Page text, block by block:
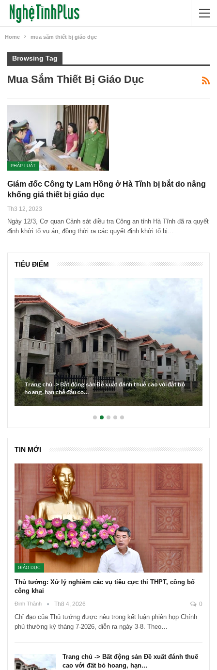
Home mua sắm thiết bị giáo dục
Browsing Tag
Mua Sắm Thiết Bị Giáo Dục
PHÁP LUẬT
Giám đốc Công ty Lam Hồng ở Hà Tĩnh bị bắt do nâng
khống giá thiết bị giáo dục
Th3 12, 2023
Ngày 12/3, Cơ quan Cảnh sát điều tra Công an tỉnh Hà Tĩnh đã ra quyết
định khởi tố vụ án, đồng thời ra các quyết định khởi tố bị…
TIÊU ĐIỂM
Trang chủ -> Bất động sản Đề xuất đánh thuế cao với đất bỏ
hoang, hạn chế đầu cơ…
TIN MỚI
GIÁO DỤC
Thủ tướng: Xử lý nghiêm các vụ tiêu cực thi THPT, công bố
công khai
Đinh Thành Th8 4, 2026 0
Chỉ đạo của Thủ tướng được nêu trong kết luận phiên họp Chính
phủ thường kỳ tháng 7-2026, diễn ra ngày 3-8. Theo…
Trang chủ -> Bất động sản Đề xuất đánh thuế
cao với đất bỏ hoang, hạn…